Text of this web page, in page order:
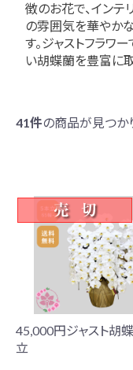
徴のお花で、インテ
の雰囲気を華やか
す。ジャストフラワー
い胡蝶蘭を豊富に
41件の商品が見つか
45,000円ジャスト胡
立